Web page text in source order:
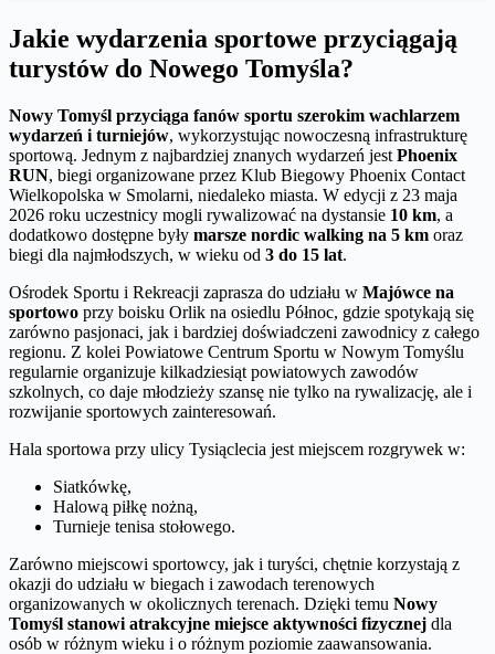
Jakie wydarzenia sportowe przyciągają
turystów do Nowego Tomyśla?
Nowy Tomyśl przyciąga fanów sportu szerokim wachlarzem
wydarzeń i turniejów, wykorzystując nowoczesną infrastrukturę
sportową. Jednym z najbardziej znanych wydarzeń jest Phoenix
RUN, biegi organizowane przez Klub Biegowy Phoenix Contact
Wielkopolska w Smolarni, niedaleko miasta. W edycji z 23 maja
2026 roku uczestnicy mogli rywalizować na dystansie 10 km, a
dodatkowo dostępne były marsze nordic walking na 5 km oraz
biegi dla najmłodszych, w wieku od 3 do 15 lat.
Ośrodek Sportu i Rekreacji zaprasza do udziału w Majówce na
sportowo przy boisku Orlik na osiedlu Północ, gdzie spotykają się
zarówno pasjonaci, jak i bardziej doświadczeni zawodnicy z całego
regionu. Z kolei Powiatowe Centrum Sportu w Nowym Tomyślu
regularnie organizuje kilkadziesiąt powiatowych zawodów
szkolnych, co daje młodzieży szansę nie tylko na rywalizację, ale i
rozwijanie sportowych zainteresowań.
Hala sportowa przy ulicy Tysiąclecia jest miejscem rozgrywek w:
Siatkówkę,
Halową piłkę nożną,
Turnieje tenisa stołowego.
Zarówno miejscowi sportowcy, jak i turyści, chętnie korzystają z
okazji do udziału w biegach i zawodach terenowych
organizowanych w okolicznych terenach. Dzięki temu Nowy
Tomyśl stanowi atrakcyjne miejsce aktywności fizycznej dla
osób w różnym wieku i o różnym poziomie zaawansowania.